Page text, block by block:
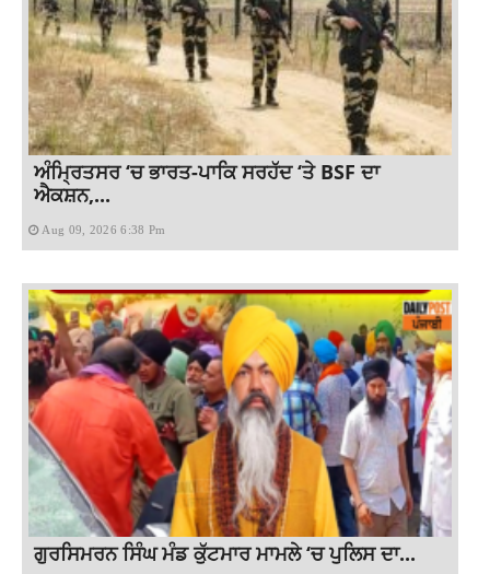
ਅੰਮ੍ਰਿਤਸਰ ‘ਚ ਭਾਰਤ-ਪਾਕਿ ਸਰਹੱਦ ‘ਤੇ BSF ਦਾ
ਐਕਸ਼ਨ,...
Aug 09, 2026 6:38 Pm
ਗੁਰਸਿਮਰਨ ਸਿੰਘ ਮੰਡ ਕੁੱਟਮਾਰ ਮਾਮਲੇ ‘ਚ ਪੁਲਿਸ ਦਾ...